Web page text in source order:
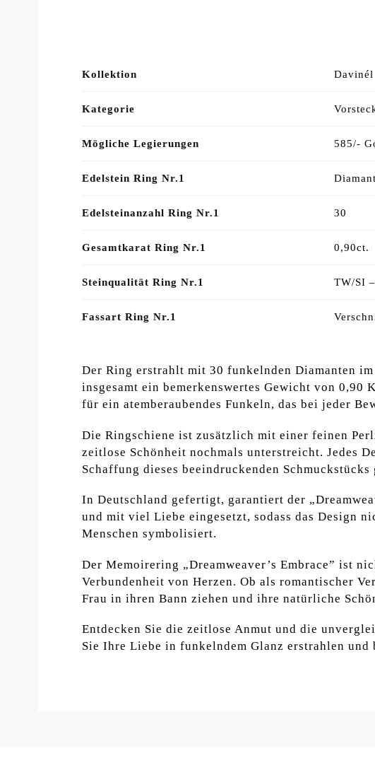
Kollektion Davinél
Kategorie
Mögliche Legierungen 585/-
Edelstein Ring Nr.1
Edelsteinanzahl Ring Nr.1 30
Gesamtkarat Ring Nr.1 0,90ct.
Steinqualität Ring Nr.1 TW/SI
Fassart Ring Nr.1
Der Ring erstrahlt mit 30 funkelnden Diamanten
insgesamt ein bemerkenswertes Gewicht von 0,90
für ein atemberaubendes Funkeln, das bei jeder
Die Ringschiene ist zusätzlich mit einer feinen
zeitlose Schönheit nochmals unterstreicht. Jedes
Schaffung dieses beeindruckenden Schmuckstücks
In Deutschland gefertigt, garantiert der
und mit viel Liebe eingesetzt, sodass das Design
Menschen symbolisiert.
Der Memoirering „Dreamweaver’s Embrace” ist
Verbundenheit von Herzen. Ob als romantischer
Frau in ihren Bann ziehen und ihre natürliche
Entdecken Sie die zeitlose Anmut und die
Sie Ihre Liebe in funkelndem Glanz erstrahlen